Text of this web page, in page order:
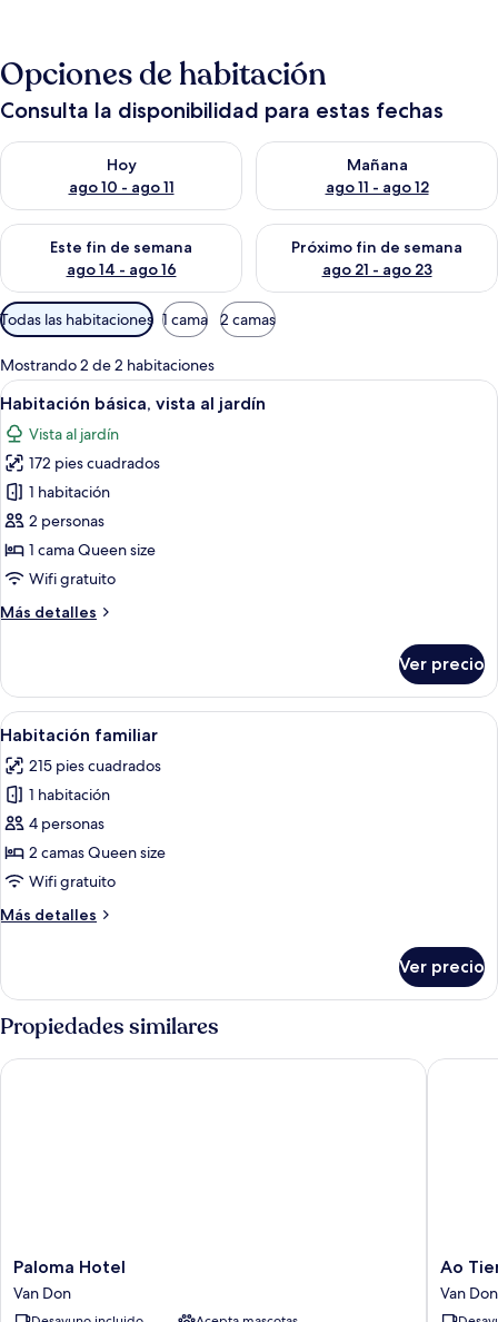
Opciones de habitación
Consulta la disponibilidad para estas fechas
Hoy
ago 10 - ago 11
Consulta la disponibilidad para hoy ago 10 - ago 11
Mañana
ago 11 - ago 12
Consulta la disponibilidad
Este fin de semana
ago 14 - ago 16
Consulta la disponibilidad para este fin de semana ago 14 -
Próximo fin de semana
ago 21 - ago 23
Consulta la disponibilidad
Filtros
disponibles
para
las
habitaciones
Todas las habitaciones 1 cama 2 camas
Mostrando 2 de 2 habitaciones
Abrir
todas
las
fotos
de
Habitación
básica,
vista
jardín
Habitación de hotel con dos camas,
5
Habitación básica, vista al jardín
Vista al jardín
172 pies cuadrados
1 habitación
2 personas
1 cama Queen size
Wifi gratuito
Más detalles
Más
básica,
vista
al
Ver precio
Abrir
todas
las
fotos
de
Habitación
familiar
Un baño moderno con una bañera
2
Habitación familiar
215 pies cuadrados
1 habitación
4 personas
2 camas Queen size
Wifi gratuito
Más detalles
Más
familiar
Ver precio
Propiedades similares
Paloma
Hotel
Van
Paloma Hotel
Van Don
Paloma Hotel
Ao
Tien
Harbour
Ao
Van Don
Ao Tien